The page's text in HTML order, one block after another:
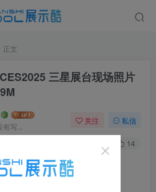
正文
三星展台现场照片
写...
关注 私信
14